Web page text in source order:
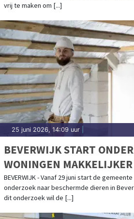
vrij te maken om [...]
25 juni 2026, 14:09 uur
BEVERWIJK START
WONINGEN
BEVERWIJK - Vanaf 29 juni start de
onderzoek naar beschermde dieren in
dit onderzoek wil de [...]